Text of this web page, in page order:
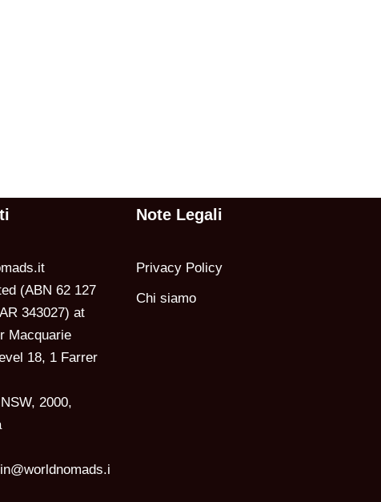
(ABN 62 127
343027) at
Macquarie
18, 1 Farrer
2000,
Note Legali
Privacy Policy
Chi siamo